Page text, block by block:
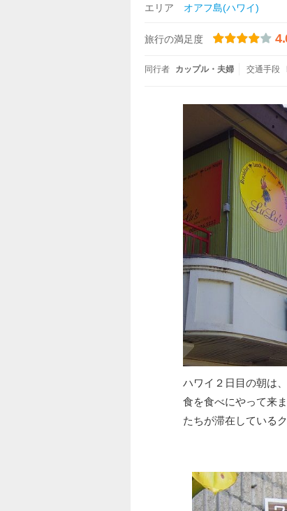
エリア オアフ島(ハワイ)
旅行の満足度
同行者 カップル・夫婦 交通手段
ハワイ２日目の朝は
食を食べにやって来
たちが滞在している